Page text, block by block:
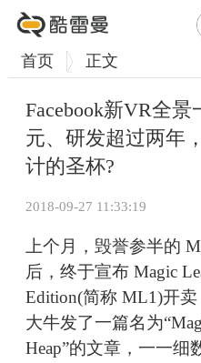
首页 正文
Facebook新VR全
元、研发超过两年
计的圣杯?
2018-09-27 11:33:19
上个月，毁誉参半的
后，终于宣布 Magic
Edition(简称 ML1)开
大牛发了一篇名为
Heap”的文章，一一细